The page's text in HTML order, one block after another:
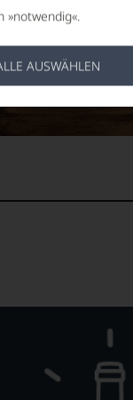
»notwendig«.
AUSWÄHLEN